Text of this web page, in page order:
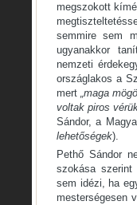
megszokott
semmire sem
ugyanakkor
nemzeti
országlakos a
mert „maga
voltak piros
Sándor, a
lehetőségek).
Pethő Sándor
szokása szerint
sem idézi, ha
mesterségesen